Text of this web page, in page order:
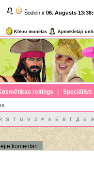
Šodien ir 06. Augusts
Kleoo monētas Apmeklētāji
reitings | Speciālisti
S T U V Z # А Б В Г Д Е
komentāri